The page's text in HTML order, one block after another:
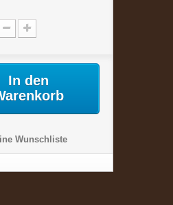
In den
Wunschliste